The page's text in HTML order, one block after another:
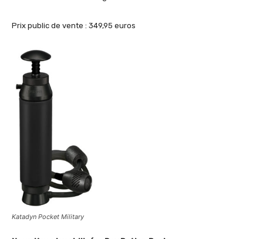
Prix public de vente : 349,95 euros
Katadyn Pocket Military